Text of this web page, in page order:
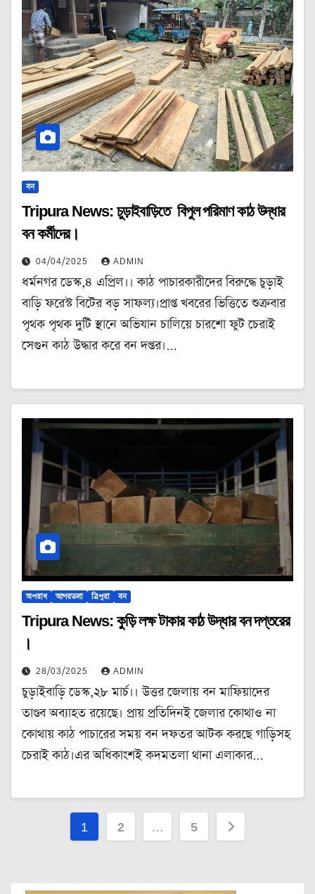
বন
Tripura News: চুড়াইবাড়িতে বিপুল পরিমাণ কাঠ উদ্ধার
বন কর্মীদের।
04/04/2025 ADMIN
ধর্মনগর ডেস্ক,৪ এপ্রিল।। কাঠ পাচারকারীদের বিরুদ্ধে চুড়াই
বাড়ি ফরেস্ট বিটের বড় সাফল্য।প্রাপ্ত খবরের ভিত্তিতে শুক্রবার
পৃথক পৃথক দুটি স্থানে অভিযান চালিয়ে চারশো ফুট চেরাই
সেগুন কাঠ উদ্ধার করে বন দপ্তর।…
অপরাধ আগরতলা ত্রিপুরা বন
Tripura News: কুড়ি লক্ষ টাকার কাঠ উদ্ধার বন দপ্তরের
।
28/03/2025 ADMIN
চুড়াইবাড়ি ডেস্ক,২৮ মার্চ।। উত্তর জেলায় বন মাফিয়াদের
তাণ্ডব অব্যাহত রয়েছে। প্রায় প্রতিদিনই জেলার কোথাও না
কোথায় কাঠ পাচারের সময় বন দফতর আটক করছে গাড়িসহ
চেরাই কাঠ।এর অধিকাংশই কদমতলা থানা এলাকার…
Posts
1 2 … 5